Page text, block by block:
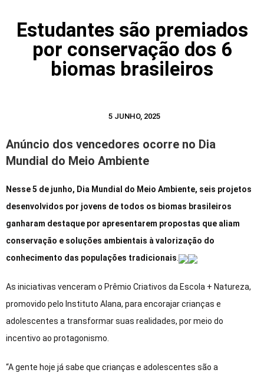
Estudantes são premiados
por conservação dos 6
biomas brasileiros
5 JUNHO, 2025
Anúncio dos vencedores ocorre no Dia
Mundial do Meio Ambiente
Nesse 5 de junho, Dia Mundial do Meio Ambiente, seis projetos
desenvolvidos por jovens de todos os biomas brasileiros
ganharam destaque por apresentarem propostas que aliam
conservação e soluções ambientais à valorização do
conhecimento das populações tradicionais.
As iniciativas venceram o Prêmio Criativos da Escola + Natureza,
promovido pelo Instituto Alana, para encorajar crianças e
adolescentes a transformar suas realidades, por meio do
incentivo ao protagonismo.
“A gente hoje já sabe que crianças e adolescentes são a